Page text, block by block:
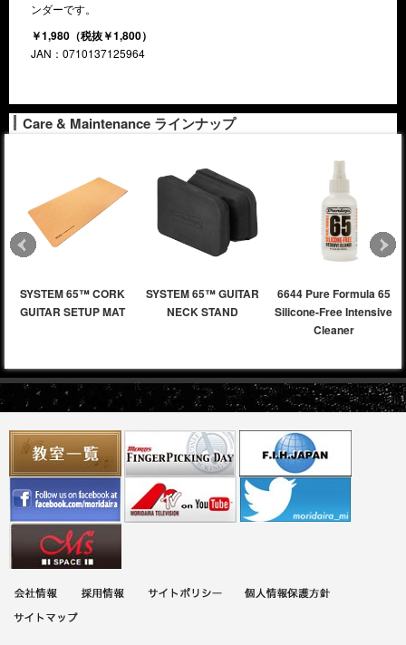
ンダーです。
￥1,980（税抜￥1,800）
JAN：0710137125964
Care & Maintenance ラインナップ
SYSTEM 65™ CORK
GUITAR SETUP MAT
SYSTEM 65™ GUITAR
NECK STAND
6644 Pure Formula 65
Silicone-Free Intensive
Cleaner